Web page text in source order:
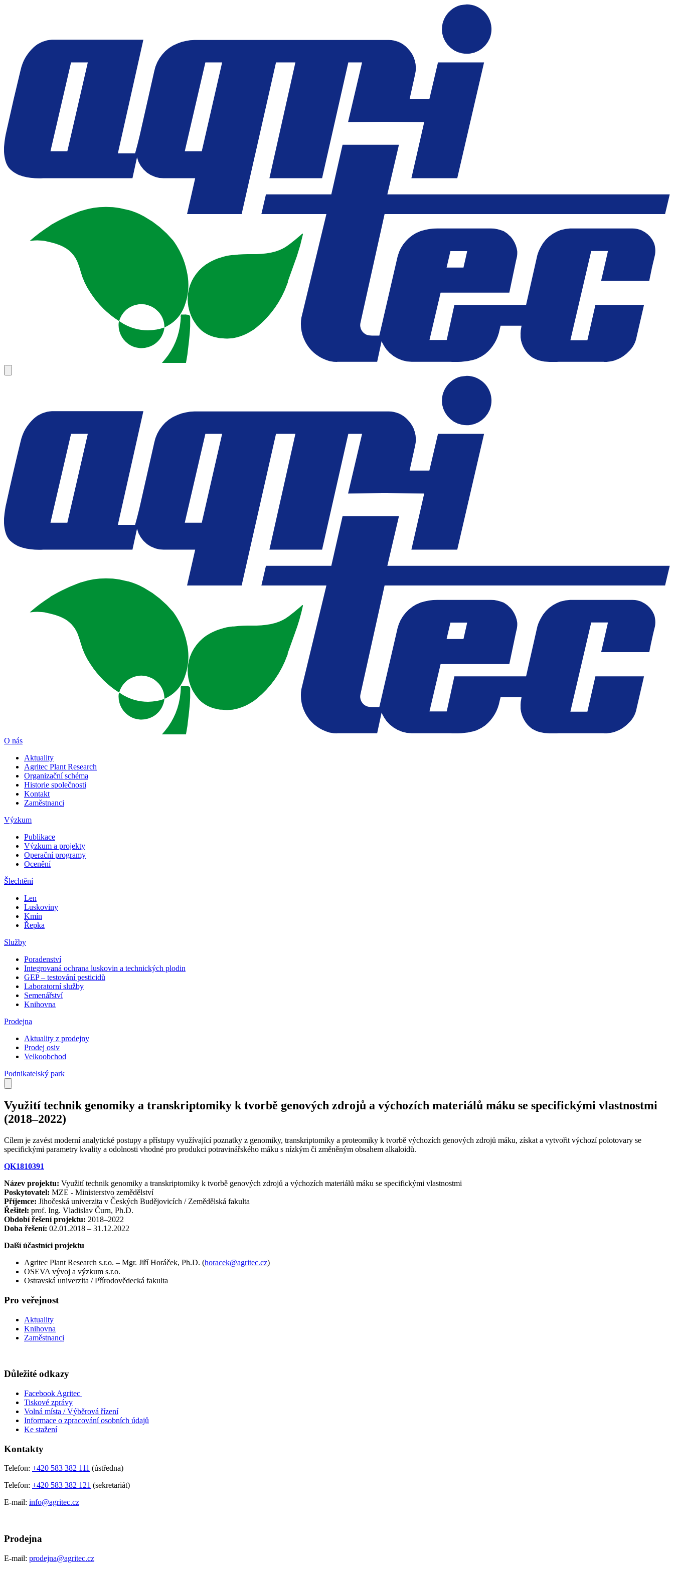
O nás
Aktuality
Agritec Plant Research
Organizační schéma
Historie společnosti
Kontakt
Zaměstnanci
Výzkum
Publikace
Výzkum a projekty
Operační programy
Ocenění
Šlechtění
Len
Luskoviny
Kmín
Řepka
Služby
Poradenství
Integrovaná ochrana luskovin a technických plodin
GEP – testování pesticidů
Laboratorní služby
Semenářství
Knihovna
Prodejna
Aktuality z prodejny
Prodej osiv
Velkoobchod
Podnikatelský park
Využití technik genomiky a transkriptomiky k tvorbě genových zdrojů a výchozích materiálů máku se specifickými vlastnostmi
(2018–2022)
Cílem je zavést moderní analytické postupy a přístupy využívající poznatky z genomiky, transkriptomiky a proteomiky k tvorbě výchozích genových zdrojů máku, získat a vytvořit výchozí polotovary se
specifickými parametry kvality a odolnosti vhodné pro produkci potravinářského máku s nízkým či změněným obsahem alkaloidů.
QK1810391
Název projektu: Využití technik genomiky a transkriptomiky k tvorbě genových zdrojů a výchozích materiálů máku se specifickými vlastnostmi
Poskytovatel: MZE - Ministerstvo zemědělství
Příjemce: Jihočeská univerzita v Českých Budějovicích / Zemědělská fakulta
Řešitel: prof. Ing. Vladislav Čurn, Ph.D.
Období řešení projektu: 2018–2022
Doba řešení: 02.01.2018 – 31.12.2022
Další účastníci projektu
Agritec Plant Research s.r.o. – Mgr. Jiří Horáček, Ph.D. (horacek@agritec.cz)
OSEVA vývoj a výzkum s.r.o.
Ostravská univerzita / Přírodovědecká fakulta
Pro veřejnost
Aktuality
Knihovna
Zaměstnanci
Důležité odkazy
Facebook Agritec
Tiskové zprávy
Volná místa / Výběrová řízení
Informace o zpracování osobních údajů
Ke stažení
Kontakty
Telefon: +420 583 382 111 (ústředna)
Telefon: +420 583 382 121 (sekretariát)
E-mail: info@agritec.cz
Prodejna
E-mail: prodejna@agritec.cz